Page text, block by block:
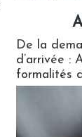
De la
d’arrivée :
formalités